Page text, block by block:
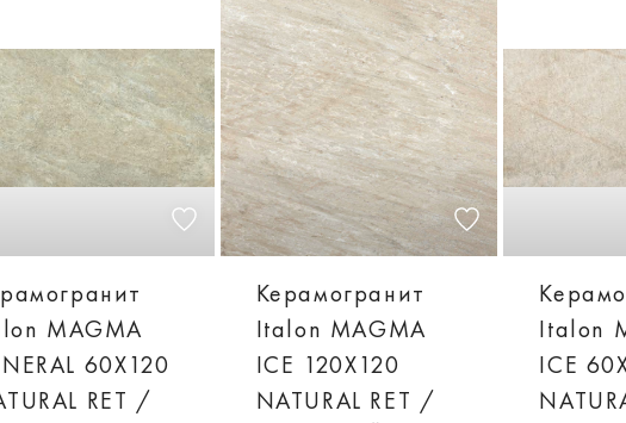
MAGMA
60X120
RET /
Керамогранит
Italon MAGMA
ICE 120X120
NATURAL RET /
Italon
ICE